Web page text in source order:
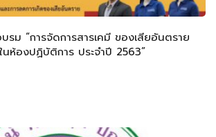
รม “การจัดการสารเคมี ของเสียอันตราย
ห้องปฏิบัติการ ประจำปี 2563”